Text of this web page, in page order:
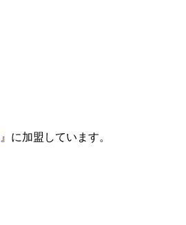
』に加盟しています。